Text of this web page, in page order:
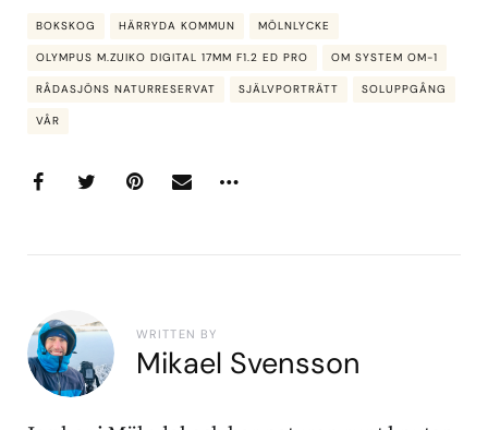
BOKSKOG HÄRRYDA KOMMUN MÖLNLYCKE
OLYMPUS M.ZUIKO DIGITAL 17MM F1.2 ED PRO OM SYSTEM OM-1
RÅDASJÖNS NATURRESERVAT SJÄLVPORTRÄTT SOLUPPGÅNG
VÅR
WRITTEN BY
Mikael Svensson